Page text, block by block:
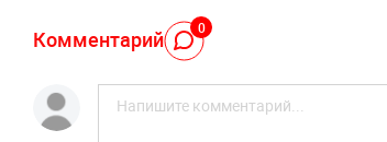
Комментарий 0